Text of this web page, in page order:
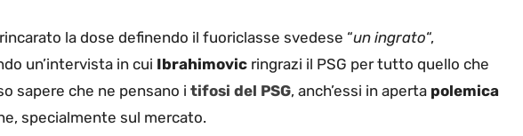
la dose definendo il fuoriclasse svedese “un ingrato“,
un’intervista in cui Ibrahimovic ringrazi il PSG per tutto quello che
sapere che ne pensano i tifosi del PSG, anch’essi in aperta polemica
specialmente sul mercato.